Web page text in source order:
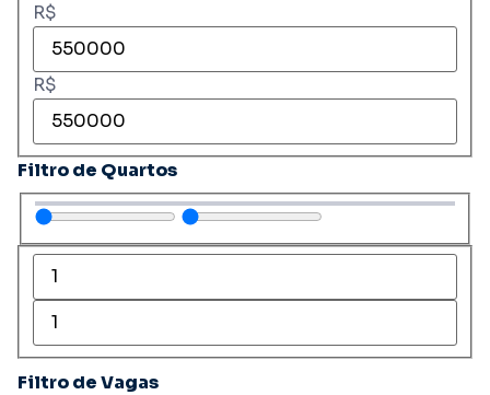
R$
R$
Filtro de Quartos
Filtro de Vagas